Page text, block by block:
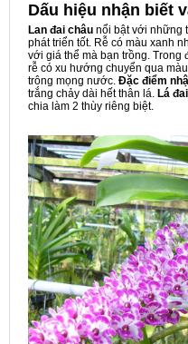
Dấu hiệu nhận biết
Lan đai châu nổi bật với những
phát triển tốt. Rễ có màu xanh
với giá thể mà bạn trồng. Trong
rễ có xu hướng chuyển qua
trông mọng nước. Đặc điểm
trắng chảy dài hết thân lá. Lá
chia làm 2 thùy riêng biệt.